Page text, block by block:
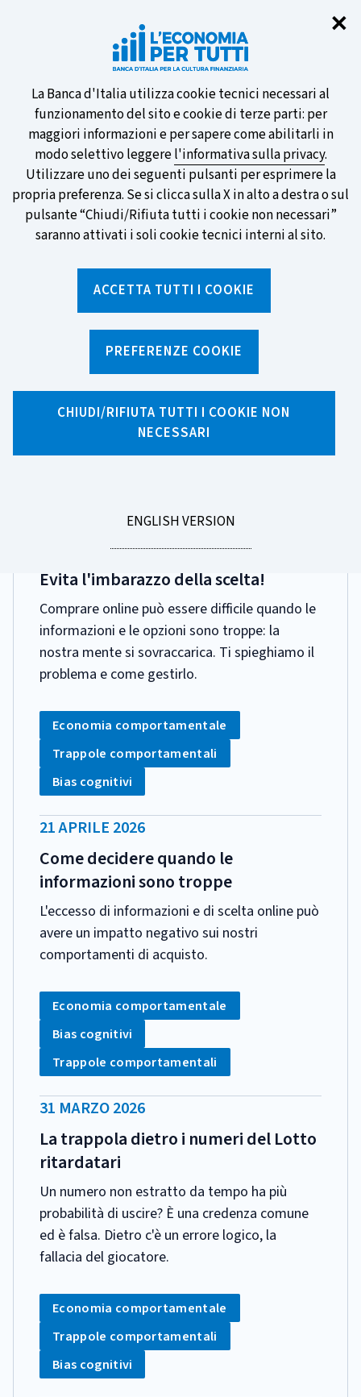
✕
Informativa
sui
cookie
La Banca d'Italia utilizza cookie tecnici necessari al
funzionamento del sito e cookie di terze parti: per
maggiori informazioni e per sapere come abilitarli in
modo selettivo leggerel'informativa sulla privacy.
Utilizzare uno dei seguenti pulsanti per esprimere la
propria preferenza. Se si clicca sulla X in alto a destra o sul
pulsante “Chiudi/Rifiuta tutti i cookie non necessari”
saranno attivati i soli cookie tecnici interni al sito.
ACCETTA TUTTI I COOKIE
PREFERENZE COOKIE
CHIUDI/RIFIUTA TUTTI I COOKIE NON
NECESSARI
GO
ENGLISH VERSION
Partecipa al sondaggio della BCE
sulle nuove banconote e vota la tua
preferita!
SCOPRI DI PIÙ
Ricerca per tag
22 risultati di ricerca per tag "Behavioural
PUBBLICAZIONE:
21 APRILE 2026
Evita l'imbarazzo della scelta!
Comprare online può essere difficile quando le
informazioni e le opzioni sono troppe: la
nostra mente si sovraccarica. Ti spieghiamo il
problema e come gestirlo.
CATEGORIA:
Tag:
Economia comportamentale
Tag:
Trappole comportamentali
Tag:
Bias cognitivi
DATA
PUBBLICAZIONE:
21 APRILE 2026
Come decidere quando le
informazioni sono troppe
L'eccesso di informazioni e di scelta online può
avere un impatto negativo sui nostri
comportamenti di acquisto.
CATEGORIA:
Tag:
Economia comportamentale
Tag:
Bias cognitivi
Tag:
Trappole comportamentali
DATA
PUBBLICAZIONE:
31 MARZO 2026
La trappola dietro i numeri del Lotto
ritardatari
Un numero non estratto da tempo ha più
probabilità di uscire? È una credenza comune
ed è falsa. Dietro c'è un errore logico, la
fallacia del giocatore.
CATEGORIA:
Tag:
Economia comportamentale
Tag:
Trappole comportamentali
Tag:
Bias cognitivi